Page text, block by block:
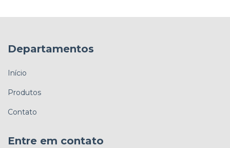
Departamentos
Início
Produtos
Contato
Entre em contato